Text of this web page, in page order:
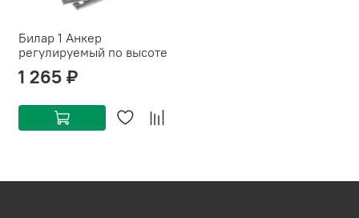
Билар 1 Анкер
регулируемый по высоте
1 265 ₽